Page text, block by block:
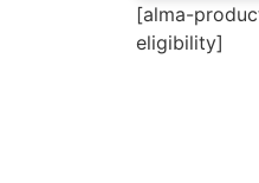
[alma-
eligibility]